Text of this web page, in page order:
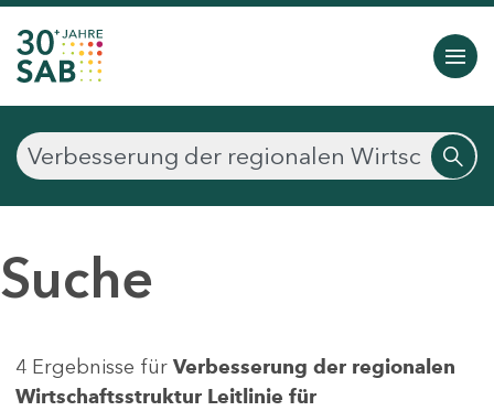
Suche
4 Ergebnisse für Verbesserung der regionalen
Wirtschaftsstruktur Leitlinie für